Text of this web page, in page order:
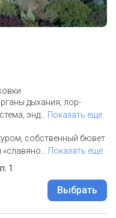
дыхания, лор-
энд… Показать еще
собственный бювет
«славяно… Показать еще
1
Выбрать